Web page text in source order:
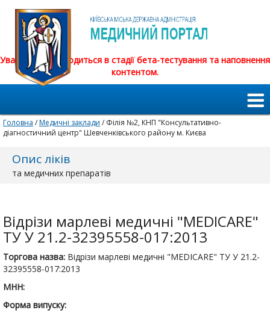
Увага! Сайт знаходиться в стадії бета-тестування та наповнення
контентом.
Головна /Медичні заклади / Філія №2, КНП "Консультативно-
діагностичний центр" Шевченківського району м. Києва
Опис ліків
та медичних препаратів
Відрізи марлеві медичні "MEDICARE"
ТУ У 21.2-32395558-017:2013
Торгова назва: Відрізи марлеві медичні "MEDICARE" ТУ У 21.2-
32395558-017:2013
МНН:
Форма випуску: